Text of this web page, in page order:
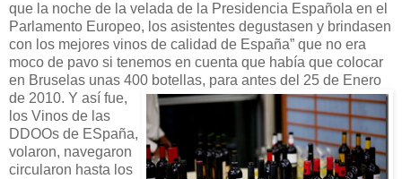
que la noche de la velada de la Presidencia Española en el
Parlamento Europeo, los asistentes degustasen y brindasen
con los mejores vinos de calidad de España” que no era
moco de pavo si tenemos en cuenta que había que colocar
en Bruselas unas 400 botellas, para antes del 25 de Enero
de 2010. Y así fue,
los Vinos de las
DDOOs de ESpaña,
volaron, navegaron
circularon hasta los